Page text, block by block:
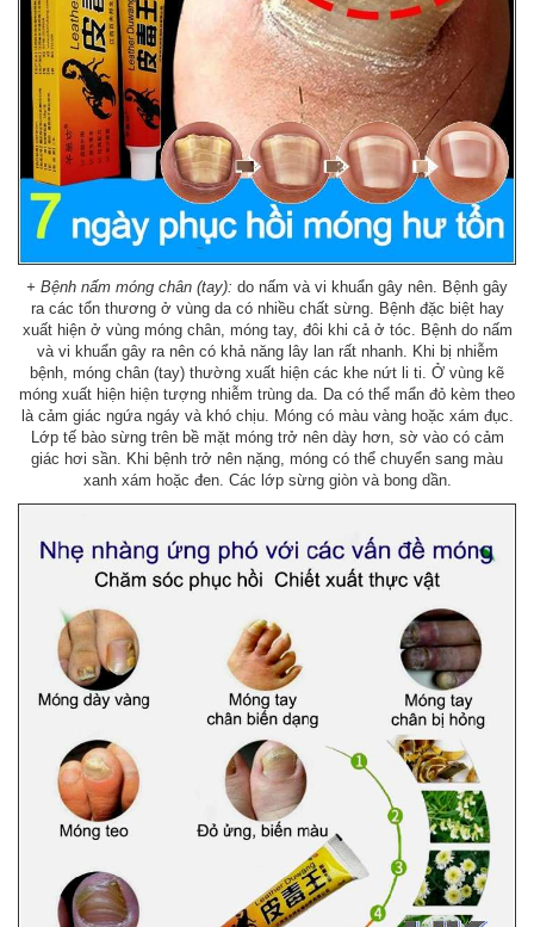
+ Bệnh nấm móng chân (tay): do nấm và vi khuẩn gây nên. Bệnh gây
ra các tổn thương ở vùng da có nhiều chất sừng. Bệnh đặc biệt hay
xuất hiện ở vùng móng chân, móng tay, đôi khi cả ở tóc. Bệnh do nấm
và vi khuẩn gây ra nên có khả năng lây lan rất nhanh. Khi bị nhiễm
bệnh, móng chân (tay) thường xuất hiện các khe nứt li ti. Ở vùng kẽ
móng xuất hiện hiện tượng nhiễm trùng da. Da có thể mẩn đỏ kèm theo
là cảm giác ngứa ngáy và khó chịu. Móng có màu vàng hoặc xám đục.
Lớp tế bào sừng trên bề mặt móng trở nên dày hơn, sờ vào có cảm
giác hơi sần. Khi bệnh trở nên nặng, móng có thể chuyển sang màu
xanh xám hoặc đen. Các lớp sừng giòn và bong dần.